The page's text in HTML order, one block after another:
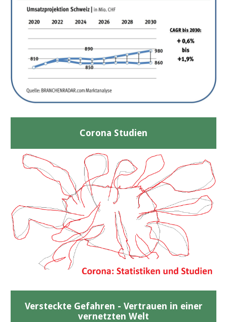
Corona Studien
Versteckte Gefahren - Vertrauen in einer
vernetzten Welt